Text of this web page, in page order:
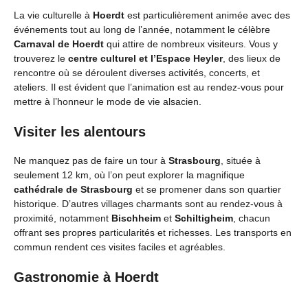
La vie culturelle à Hoerdt est particulièrement animée avec des
événements tout au long de l’année, notamment le célèbre
Carnaval de Hoerdt qui attire de nombreux visiteurs. Vous y
trouverez le centre culturel et l’Espace Heyler, des lieux de
rencontre où se déroulent diverses activités, concerts, et
ateliers. Il est évident que l’animation est au rendez-vous pour
mettre à l’honneur le mode de vie alsacien.
Visiter les alentours
Ne manquez pas de faire un tour à Strasbourg, située à
seulement 12 km, où l’on peut explorer la magnifique
cathédrale de Strasbourg et se promener dans son quartier
historique. D’autres villages charmants sont au rendez-vous à
proximité, notamment Bischheim et Schiltigheim, chacun
offrant ses propres particularités et richesses. Les transports en
commun rendent ces visites faciles et agréables.
Gastronomie à Hoerdt